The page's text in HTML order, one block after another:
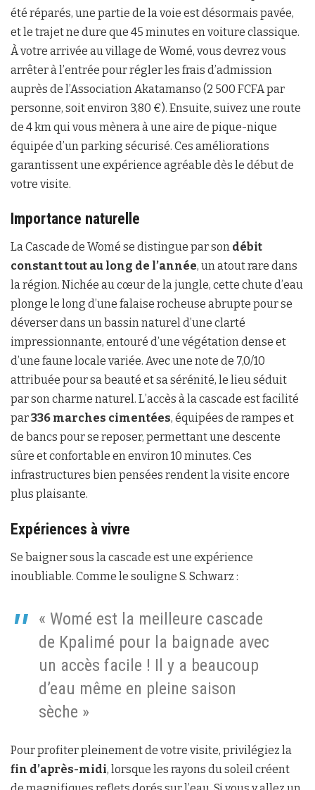
été réparés, une partie de la voie est désormais pavée,
et le trajet ne dure que 45 minutes en voiture classique.
À votre arrivée au village de Womé, vous devrez vous
arrêter à l’entrée pour régler les frais d’admission
auprès de l’Association Akatamanso (2 500 FCFA par
personne, soit environ 3,80 €). Ensuite, suivez une route
de 4 km qui vous mènera à une aire de pique-nique
équipée d’un parking sécurisé. Ces améliorations
garantissent une expérience agréable dès le début de
votre visite.
Importance naturelle
La Cascade de Womé se distingue par son débit
constant tout au long de l’année, un atout rare dans
la région. Nichée au cœur de la jungle, cette chute d’eau
plonge le long d’une falaise rocheuse abrupte pour se
déverser dans un bassin naturel d’une clarté
impressionnante, entouré d’une végétation dense et
d’une faune locale variée. Avec une note de 7,0/10
attribuée pour sa beauté et sa sérénité, le lieu séduit
par son charme naturel. L’accès à la cascade est facilité
par336 marches cimentées, équipées de rampes et
de bancs pour se reposer, permettant une descente
sûre et confortable en environ 10 minutes. Ces
infrastructures bien pensées rendent la visite encore
plus plaisante.
Expériences à vivre
Se baigner sous la cascade est une expérience
inoubliable. Comme le souligne S. Schwarz :
« Womé est la meilleure cascade
de Kpalimé pour la baignade avec
un accès facile ! Il y a beaucoup
d’eau même en pleine saison
sèche »
Pour profiter pleinement de votre visite, privilégiez la
fin d’après-midi, lorsque les rayons du soleil créent